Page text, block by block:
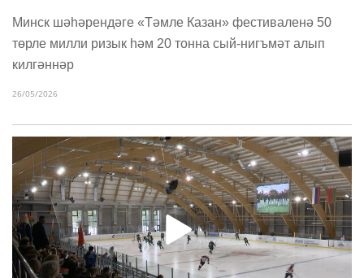
Минск шәһәрендәге «Тәмле Казан» фестиваленә 50
төрле милли ризык һәм 20 тонна сый-нигъмәт алып
килгәннәр
26/05/2026